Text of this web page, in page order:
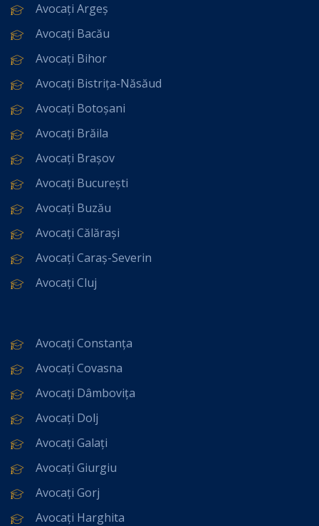
Avocați Argeș
Avocați Bacău
Avocați Bihor
Avocați Bistrița-Năsăud
Avocați Botoșani
Avocați Brăila
Avocați Brașov
Avocați București
Avocați Buzău
Avocați Călărași
Avocați Caraș-Severin
Avocați Cluj
Avocați Constanța
Avocați Covasna
Avocați Dâmbovița
Avocați Dolj
Avocați Galați
Avocați Giurgiu
Avocați Gorj
Avocați Harghita